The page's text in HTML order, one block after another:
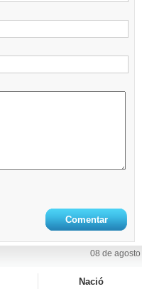
08 de agosto
Nació